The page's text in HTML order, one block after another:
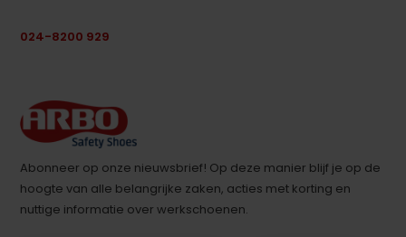
024-8200 929
Abonneer op onze nieuwsbrief! Op deze manier blijf je op de
hoogte van alle belangrijke zaken, acties met korting en
nuttige informatie over werkschoenen.